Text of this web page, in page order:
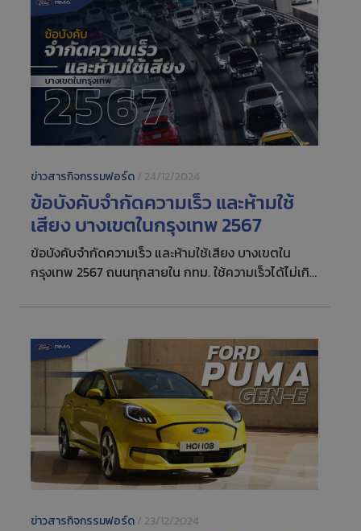
– 28 กุมภาพันธ์ 2568 โดยเป็นการลดหย่อนภาษีแบบ
บุคคลธรรมดา ในรูปแบบอิเล็กทรอนิกส์เท่านั้น (E-Tax
Invoice) รายละเอียดการออก E-Tax Invoice การ
บริการทุกประเภทที่เข้ารับในส่วนศูนย์บริการ หรือ การซื้อ
อะไหล่ อุปกรณ์ตกแต่งรถยนต์ (ยกเว้นการซื้อรถ) ยก
ตัวอย่าง เช่น การซื้ออะไหล่ และงานซ่อมอื่นๆ สิ่งที่ต้องเต
รียม
ข่าวสารกิจกรรมฟอร์ด/ 24/12/2024
ข้อบังคับจำกัดความเร็ว และห้ามใช้
เสียง บางเขตในกรุงเทพ 2567
ข้อบังคับจำกัดความเร็ว และห้ามใช้เสียง บางเขตใน
กรุงเทพ 2567 ถนนทุกสายใน กทม. ใช้ความเร็วได้ไม่เกิน
ข่าวสารกิจกรรมฟอร์ด/ 23/12/2024